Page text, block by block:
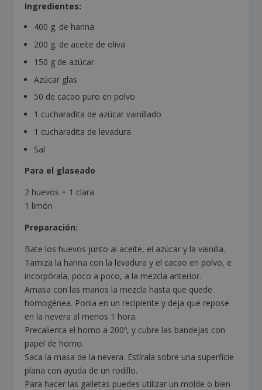
Ingredientes:
400 g. de harina
200 g. de aceite de oliva
150 g de azúcar
Azúcar glas
50 de cacao puro en polvo
1 cucharadita de azúcar vainillado
1 cucharadita de levadura
Sal
Para el glaseado
2 huevos + 1 clara
1 limón
Preparación:
Bate los huevos junto al aceite, el azúcar y la vainilla.
Tamiza la harina con la levadura y el cacao en polvo, e
incorpórala, poco a poco, a la mezcla anterior.
Amasa con las manos la mezcla hasta que quede
homogénea. Ponla en un recipiente y deja que repose
en la nevera al menos 1 hora.
Precalienta el horno a 200º, y cubre las bandejas con
papel de horno.
Saca la masa de la nevera. Estírala sobre una superficie
plana con ayuda de un rodillo.
Para hacer las galletas puedes utilizar un molde o bien